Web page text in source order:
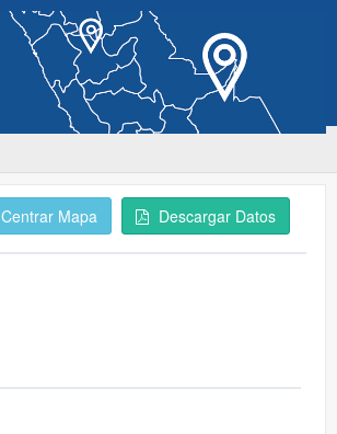
Centrar Mapa Descargar Datos